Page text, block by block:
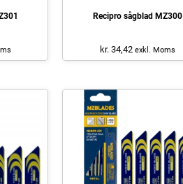
Recipro sågblad MZ300
kr. 34,42 exkl. Moms